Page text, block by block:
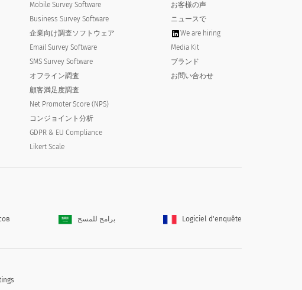
い
Mobile Survey Software
Business Survey Software
企業向け調査ソフトウェア
Email Survey Software
SMS Survey Software
オフライン調査
顧客満足度調査
Net Promoter Score (NPS)
コンジョイント分析
GDPR & EU Compliance
Likert Scale
お客様の声
ニュースで
We are hiring
Media Kit
ブランド
お問い合わせ
برامج للمسح Logiciel d'enquête